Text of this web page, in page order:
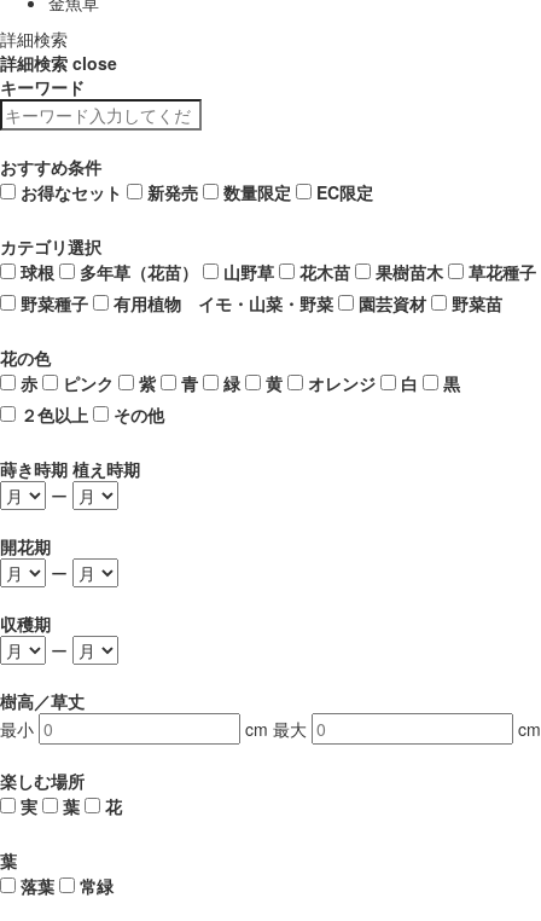
詳細検索
詳細検索 close
キーワード
おすすめ条件
お得なセット
新発売 数量限定 EC限定
カテゴリ選択
球根
多年草（花苗） 山野草 花木苗 果樹苗木
草花種子
野菜種子
有用植物 イモ・山菜・野菜 園芸資材 野菜苗
花の色
赤
ピンク 紫 青 緑 黄 オレンジ 白
黒
２色以上
その他
蒔き時期 植え時期
ー
開花期
ー
収穫期
ー
樹高／草丈
最小
cm 最大 cm
楽しむ場所
実
葉 花
葉
落葉
常緑